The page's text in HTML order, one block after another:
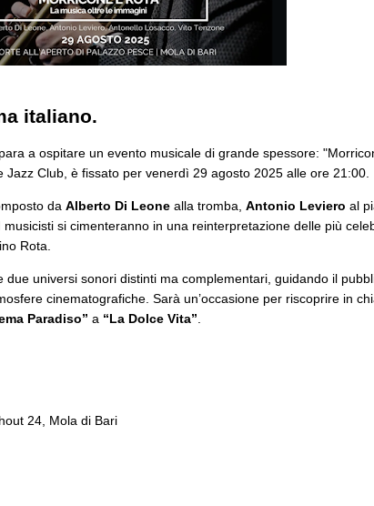
italiano.
a ospitare un evento musicale di grande spessore:
Club, è fissato per venerdì 29 agosto 2025 alle ore 21:00.
da Alberto Di Leonealla tromba, Antonio Leviero al
si cimenteranno in una reinterpretazione delle più
Rota.
universi sonori distinti ma complementari, guidando il
cinematografiche. Sarà un’occasione per riscoprire in
Paradiso” a “La Dolce Vita”
24, Mola di Bari